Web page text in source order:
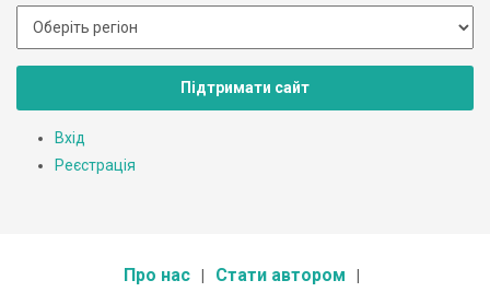
Підтримати сайт
Вхід
Реєстрація
Про нас Стати автором